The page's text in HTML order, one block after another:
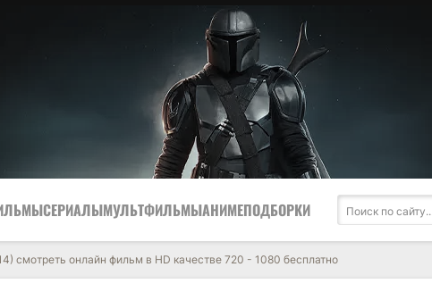
СЕРИАЛЫМУЛЬТФИЛЬМЫАНИМЕПОДБОРКИ
смотреть онлайн фильм в HD качестве 720 - 1080 бесплатно